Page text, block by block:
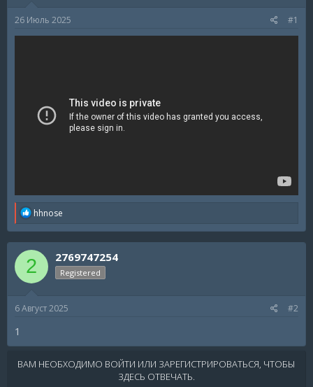
м
ы
л
26 Июль 2025 #1
R
a
c
t
i
o
hhnose
2 2769747254
Registered
6 Август 2025 #2
1
ВАМ НЕОБХОДИМО ВОЙТИ ИЛИ ЗАРЕГИСТРИРОВАТЬСЯ, ЧТОБЫ
ЗДЕСЬ ОТВЕЧАТЬ.